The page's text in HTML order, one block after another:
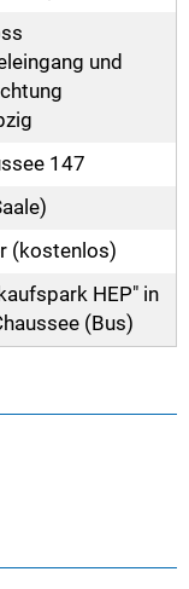
und
147
(kostenlos)
HEP" in
(Bus)